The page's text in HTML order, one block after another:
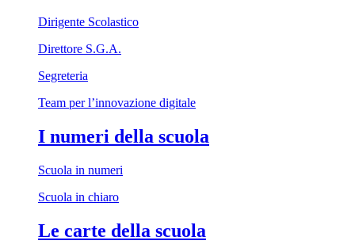
Dirigente Scolastico
Direttore S.G.A.
Segreteria
Team per l’innovazione digitale
I numeri della scuola
Scuola in numeri
Scuola in chiaro
Le carte della scuola